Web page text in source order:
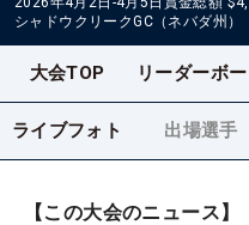
シャドウクリークGC（ネバダ州）
大会TOP リーダーボ
ライブフォト 出場選手
【この大会のニュース】